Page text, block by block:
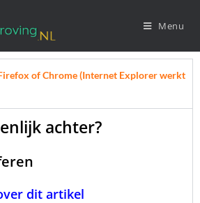
Menu
of Chrome (Internet Explorer werkt
achter?
dit artikel